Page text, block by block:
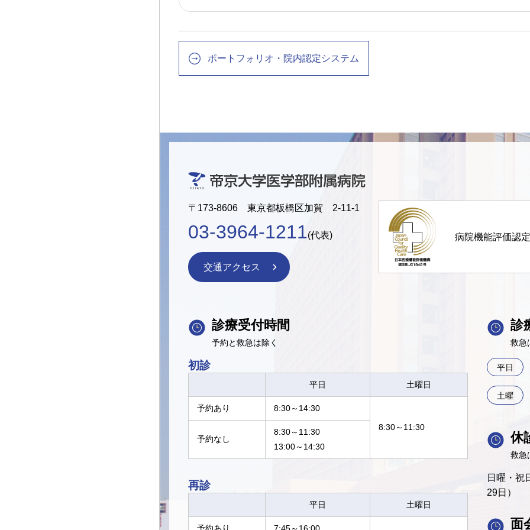
ポートフォリオ・院内認定システム
〒173-8606 東京都板橋区加賀 2-11-1
03-3964-1211(代表)
交通アクセス
病院機能評価認
診療受付時間
予約と救急は除く
初診
平日 土曜日
予約あり
8:30～14:30
8:30～11:30
予約なし
8:30～11:30
13:00～14:30
再診
平日 土曜日
予約あり 7:45～16:00
診
救急
平日
土曜
休
救急
日曜・祝
29日）
面